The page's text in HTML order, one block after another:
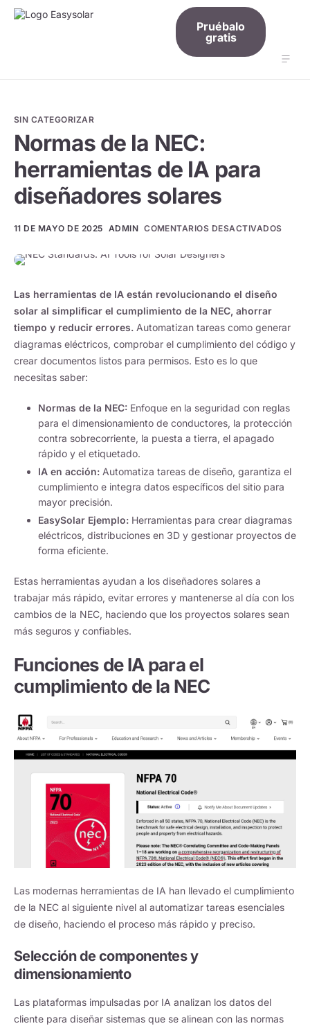
Funciones
Lista de precios
Conocimiento
Iniciar sesión
Español
Pruébalo
gratis
SIN CATEGORIZAR
Normas de la NEC:
herramientas de IA para
diseñadores solares
11 DE MAYO DE 2025 ADMIN COMENTARIOS DESACTIVADOS
Las herramientas de IA están revolucionando el diseño
solar al simplificar el cumplimiento de la NEC, ahorrar
tiempo y reducir errores. Automatizan tareas como generar
diagramas eléctricos, comprobar el cumplimiento del código y
crear documentos listos para permisos. Esto es lo que
necesitas saber:
Normas de la NEC: Enfoque en la seguridad con reglas
para el dimensionamiento de conductores, la protección
contra sobrecorriente, la puesta a tierra, el apagado
rápido y el etiquetado.
IA en acción: Automatiza tareas de diseño, garantiza el
cumplimiento e integra datos específicos del sitio para
mayor precisión.
EasySolar Ejemplo: Herramientas para crear diagramas
eléctricos, distribuciones en 3D y gestionar proyectos de
forma eficiente.
Estas herramientas ayudan a los diseñadores solares a
trabajar más rápido, evitar errores y mantenerse al día con los
cambios de la NEC, haciendo que los proyectos solares sean
más seguros y confiables.
Funciones de IA para el
cumplimiento de la NEC
Las modernas herramientas de IA han llevado el cumplimiento
de la NEC al siguiente nivel al automatizar tareas esenciales
de diseño, haciendo el proceso más rápido y preciso.
Selección de componentes y
dimensionamiento
Las plataformas impulsadas por IA analizan los datos del
cliente para diseñar sistemas que se alinean con las normas